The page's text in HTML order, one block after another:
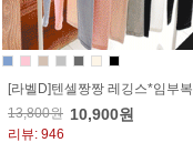
[라벨D]텐셀짱짱 레깅스*임부복
13,800원 10,900원
리뷰: 946